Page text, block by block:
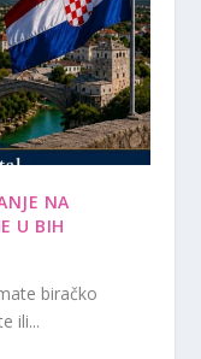
NA
U BIH
biračko
ili...